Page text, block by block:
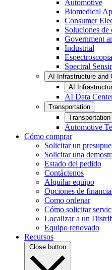
Automotive
Biomedical
Consumer
Soluciones de
Government
Industrial
Spectral
AI Infrastructure and
AI
AI Data
Transportation
Transportation
Automotive
Cómo comprar
Solicitar un
Solicitar una
Estado del pedido
Contáctenos
Alquilar equipo
Opciones de
Como ordenar
Cómo solicitar
Localizar a un
Equipo renovado
Recursos
Close button